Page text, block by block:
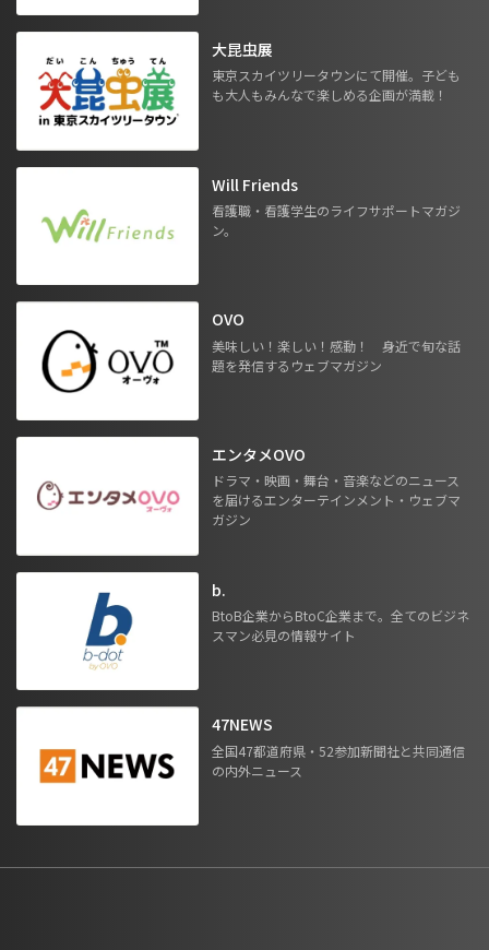
大昆虫展
東京スカイツリータウンにて開催。子ども
も大人もみんなで楽しめる企画が満載！
Will Friends
看護職・看護学生のライフサポートマガジ
ン。
OVO
美味しい！楽しい！感動！ 身近で旬な話
題を発信するウェブマガジン
エンタメOVO
ドラマ・映画・舞台・音楽などのニュース
を届けるエンターテインメント・ウェブマ
ガジン
b.
BtoB企業からBtoC企業まで。全てのビジネ
スマン必見の情報サイト
47NEWS
全国47都道府県・52参加新聞社と共同通信
の内外ニュース